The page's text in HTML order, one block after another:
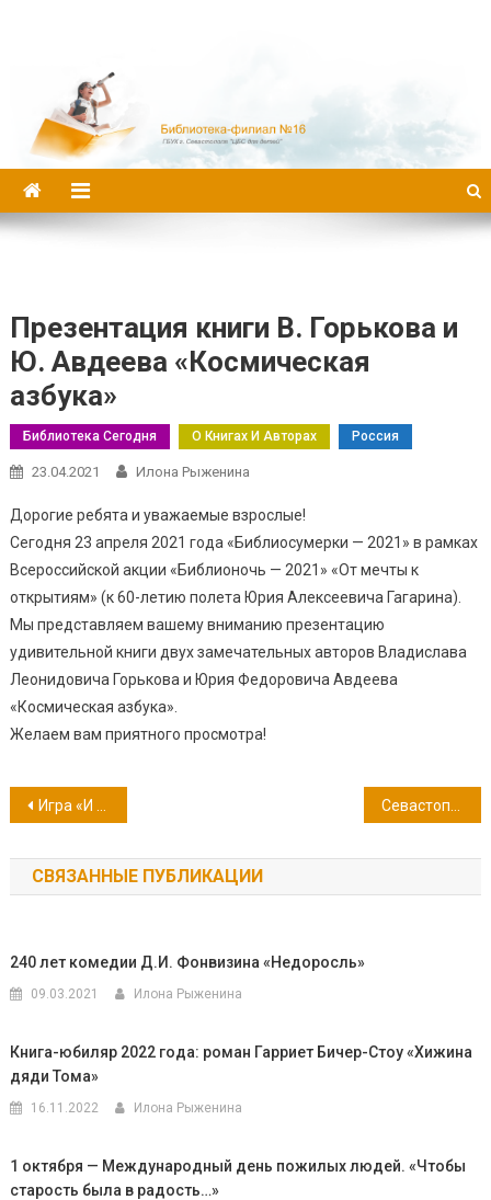
Презентация книги В. Горькова и
Ю. Авдеева «Космическая
азбука»
Библиотека Сегодня О Книгах И Авторах Россия
23.04.2021 Илона Рыженина
Дорогие ребята и уважаемые взрослые!
Сегодня 23 апреля 2021 года «Библиосумерки — 2021» в рамках
Всероссийской акции «Библионочь — 2021» «От мечты к
открытиям» (к 60-летию полета Юрия Алексеевича Гагарина).
Мы представляем вашему вниманию презентацию
удивительной книги двух замечательных авторов Владислава
Леонидовича Горькова и Юрия Федоровича Авдеева
«Космическая азбука».
Желаем вам приятного просмотра!
Навигация
по
записям
Игра «И снова корабль на орбите»
СВЯЗАННЫЕ ПУБЛИКАЦИИ
240 лет комедии Д.И. Фонвизина «Недоросль»
09.03.2021 Илона Рыженина
Книга-юбиляр 2022 года: роман Гарриет Бичер-Стоу «Хижина
дяди Тома»
16.11.2022 Илона Рыженина
1 октября — Международный день пожилых людей. «Чтобы
старость была в радость…»